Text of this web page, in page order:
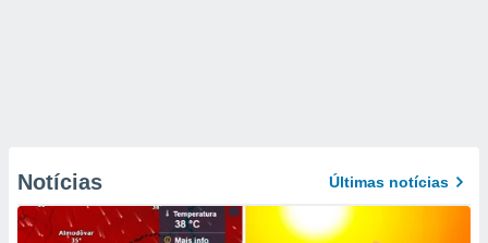
Notícias Últimas notícias